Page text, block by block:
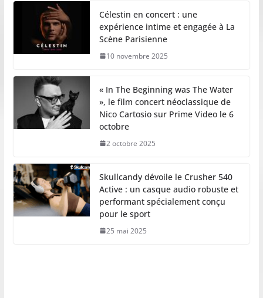
Célestin en concert : une
expérience intime et engagée à La
Scène Parisienne
10 novembre 2025
« In The Beginning was The Water
», le film concert néoclassique de
Nico Cartosio sur Prime Video le 6
octobre
2 octobre 2025
Skullcandy dévoile le Crusher 540
Active : un casque audio robuste et
performant spécialement conçu
pour le sport
25 mai 2025